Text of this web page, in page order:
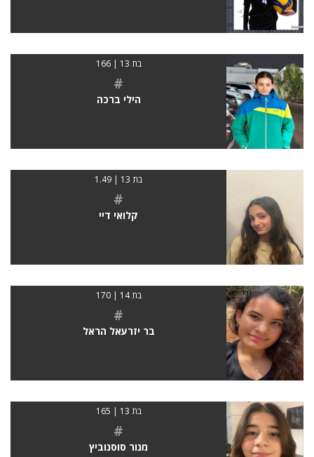
בת 13 | 166
#
הילי ברכה
בת 13 | 1.49
#
קלואי דיי
בת 14 | 170
#
בר יזרעאל הראל
בת 13 | 165
#
מנור סוסנוביץ